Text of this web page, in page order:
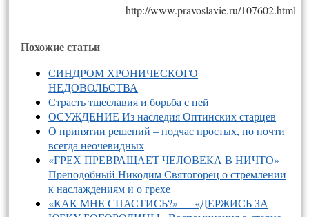
http://www.pravoslavie.ru/107602.html
Похожие статьи
СИНДРОМ ХРОНИЧЕСКОГО
НЕДОВОЛЬСТВА
Страсть тщеславия и борьба с ней
ОСУЖДЕНИЕ Из наследия Оптинских старцев
О принятии решений – подчас простых, но почти
всегда неочевидных
«ГРЕХ ПРЕВРАЩАЕТ ЧЕЛОВЕКА В НИЧТО»
Преподобный Никодим Святогорец о стремлении
к наслаждениям и о грехе
«КАК МНЕ СПАСТИСЬ?» — «ДЕРЖИСЬ ЗА